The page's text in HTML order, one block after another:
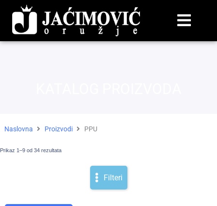
Naslovna Proizvodi PPU
Prikaz 1–9 od 34 rezultata
Filteri